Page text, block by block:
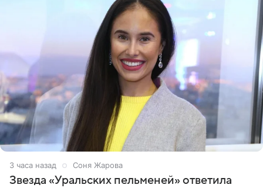
3 часа назад Соня Жарова
Звезда «Уральских пельменей» ответила